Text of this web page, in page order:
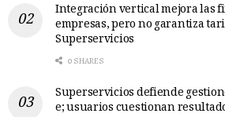
Integración vertical mejora las
empresas, pero no garantiza
Superservicios
0 SHARES
Superservicios defiende
e; usuarios cuestionan